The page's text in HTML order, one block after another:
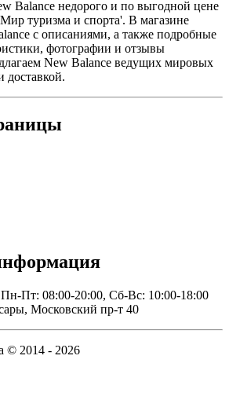
Balance недорого и по выгодной цене
туризма и спорта'. В магазине
с описаниями, а также подробные
фотографии и отзывы
New Balance ведущих мировых
доставкой.
Пн-Пт: 08:00-20:00, Сб-Вс: 10:00-18:00
Московский пр-т 40
© 2014 - 2026